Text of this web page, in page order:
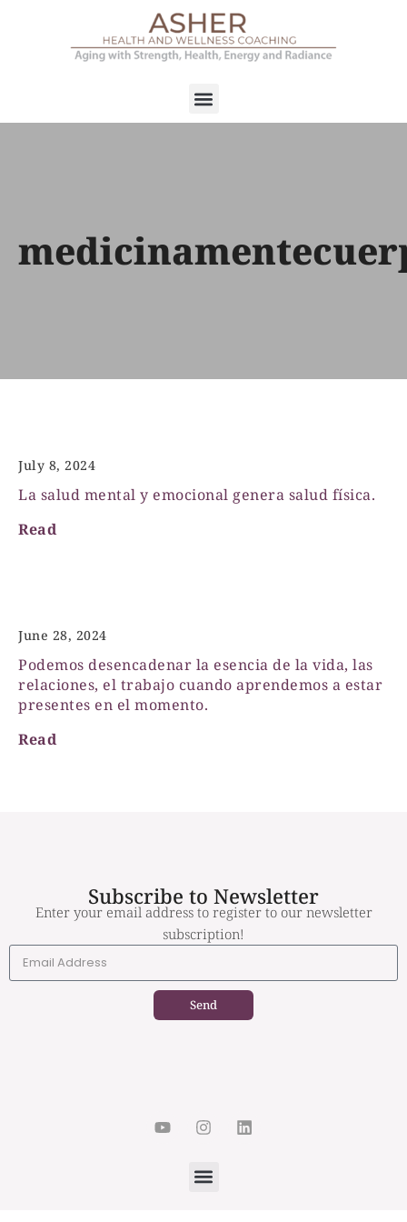
July 8, 2024
La salud mental y emocional genera salud física.
Read
June 28, 2024
Podemos desencadenar la esencia de la vida, las
relaciones, el trabajo cuando aprendemos a estar
presentes en el momento.
Read
Subscribe to Newsletter
Enter your email address to register to our newsletter
subscription!
Send